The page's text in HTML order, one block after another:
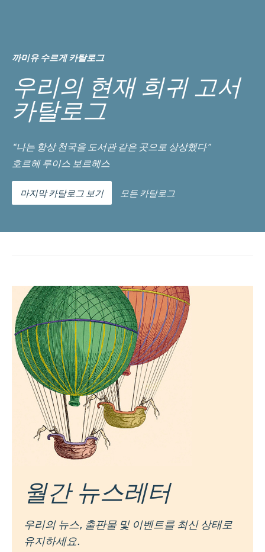
까미유 수르게 카탈로그
우리의 현재 희귀 고서
카탈로그
“나는 항상 천국을 도서관 같은 곳으로 상상했다”
호르헤 루이스 보르헤스
마지막 카탈로그 보기 모든 카탈로그
월간 뉴스레터
우리의 뉴스, 출판물 및 이벤트를 최신 상태로
유지하세요.